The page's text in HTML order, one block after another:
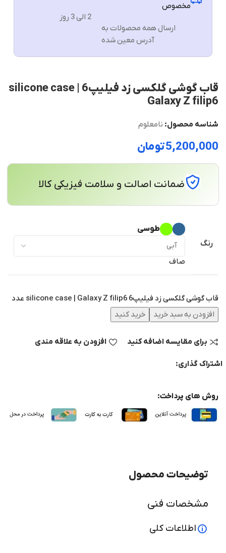
مخصوص
ارسال همه محصولات به
آدرس معین شده
2 الی 3 روز
قاب گوشی گلکسی زد فیلیپ6 silicone case |
Galaxy Z filip6
شناسه محصول: نامعلوم
تومان
ضمانت اصالت و سلامت فیزیکی کالا
رنگ
طوسی
صاف
قاب گوشی گلکسی زد فیلیپ6 silicone case | Galaxy Z filip6 عدد
افزودن به سبد خرید
خرید کنید
برای مقایسه اضافه کنید افزودن به علاقه مندی
اشتراک گذاری:
روش های پرداخت:
مشخصات فنی
اطلاعات کلی
توضیحات محصول